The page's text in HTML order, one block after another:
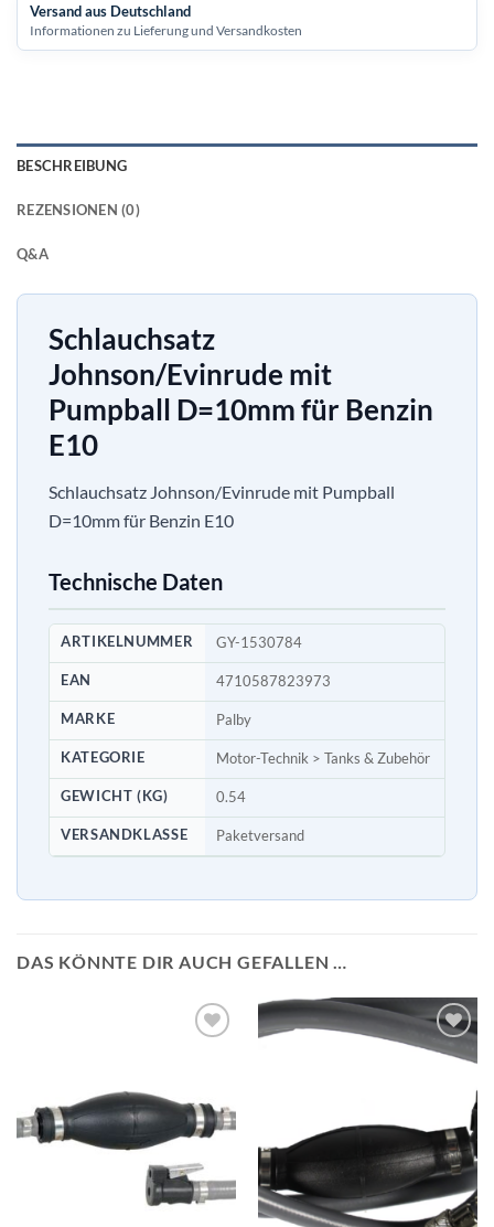
Versand aus Deutschland
Informationen zu Lieferung und Versandkosten
BESCHREIBUNG
REZENSIONEN (0)
Q&A
Schlauchsatz
Johnson/Evinrude mit
Pumpball D=10mm für Benzin
E10
Schlauchsatz Johnson/Evinrude mit Pumpball
D=10mm für Benzin E10
Technische Daten
ARTIKELNUMMER GY-1530784
EAN 4710587823973
MARKE Palby
KATEGORIE Motor-Technik > Tanks & Zubehör
GEWICHT (KG) 0.54
VERSANDKLASSE Paketversand
DAS KÖNNTE DIR AUCH GEFALLEN …